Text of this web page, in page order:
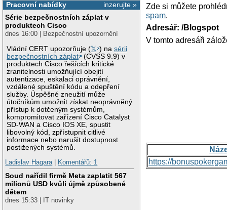
inzerujte »
Pracovní nabídky
Série bezpečnostních záplat v
produktech Cisco
dnes 16:00 | Bezpečnostní upozornění
Vládní CERT upozorňuje (𝕏 ) nasérii
bezpečnostních záplat
(CVSS 9.9) v
produktech Cisco řešících kritické
zranitelnosti umožňující obejití
autentizace, eskalaci oprávnění,
vzdálené spuštění kódu a odepření
služby. Úspěšné zneužití může
útočníkům umožnit získat neoprávněný
přístup k dotčeným systémům,
kompromitovat zařízení Cisco Catalyst
SD-WAN a Cisco IOS XE, spustit
libovolný kód, zpřístupnit citlivé
informace nebo narušit dostupnost
postižených systémů.
Ladislav Hagara| Komentářů: 1
Soud nařídil firmě Meta zaplatit 567
milionů USD kvůli újmě způsobené
dětem
dnes 15:33 | IT novinky
Zde si můžete
spam.
Adresář: /Blogspot
V tomto adresáři
https://